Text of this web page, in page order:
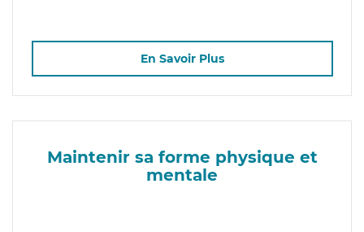
En Savoir Plus
Maintenir sa forme physique et
mentale